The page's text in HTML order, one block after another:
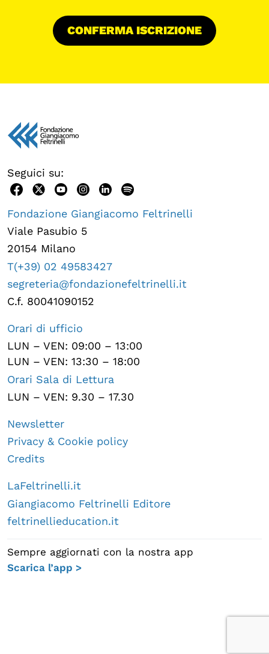
Seguici su:
Fondazione Giangiacomo Feltrinelli
Viale Pasubio 5
20154 Milano
T(+39) 02 49583427
segreteria@fondazionefeltrinelli.it
C.f. 80041090152
Orari di ufficio
LUN – VEN: 09:00 – 13:00
LUN – VEN: 13:30 – 18:00
Orari Sala di Lettura
LUN – VEN: 9.30 – 17.30
Newsletter
Privacy & Cookie policy
Credits
LaFeltrinelli.it
Giangiacomo Feltrinelli Editore
feltrinellieducation.it
Sempre aggiornati con la nostra app
Scarica l’app >